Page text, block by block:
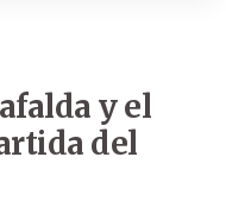
y el
del